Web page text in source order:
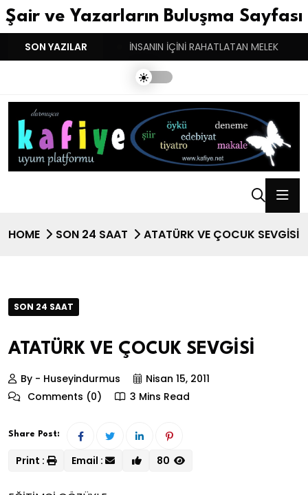
Şair ve Yazarların Buluşma Sayfası
SON YAZILAR
BASARINDIR! İNSANIN İÇİNİ RAHATLATAN MELEK
HOME SON 24 SAAT ATATÜRK VE ÇOCUK SEVGİSİ
SON 24 SAAT
ATATÜRK VE ÇOCUK SEVGİSİ
By - Huseyindurmus
Nisan 15, 2011
Comments (0)
3 Mins Read
Share Post:
Print : Email : 80